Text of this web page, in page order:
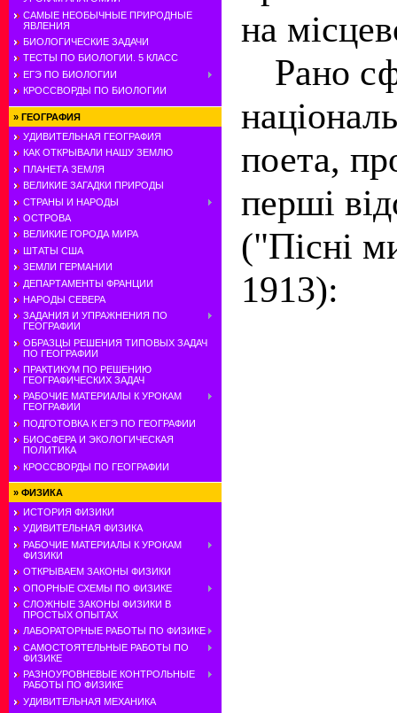
САМЫЕ НЕОБЫЧНЫЕ ПРИРОДНЫЕ
ЯВЛЕНИЯ
БИОЛОГИЧЕСКИЕ ЗАДАЧИ
ТЕСТЫ ПО БИОЛОГИИ. 5 КЛАСС
ЕГЭ ПО БИОЛОГИИ
КРОССВОРДЫ ПО БИОЛОГИИ
» ГЕОГРАФИЯ
УДИВИТЕЛЬНАЯ ГЕОГРАФИЯ
КАК ОТКРЫВАЛИ НАШУ ЗЕМЛЮ
ПЛАНЕТА ЗЕМЛЯ
ВЕЛИКИЕ ЗАГАДКИ ПРИРОДЫ
СТРАНЫ И НАРОДЫ
ОСТРОВА
ВЕЛИКИЕ ГОРОДА МИРА
ШТАТЫ США
ЗЕМЛИ ГЕРМАНИИ
ДЕПАРТАМЕНТЫ ФРАНЦИИ
НАРОДЫ СЕВЕРА
ЗАДАНИЯ И УПРАЖНЕНИЯ ПО
ГЕОГРАФИИ
ОБРАЗЦЫ РЕШЕНИЯ ТИПОВЫХ ЗАДАЧ
ПО ГЕОГРАФИИ
ПРАКТИКУМ ПО РЕШЕНИЮ
ГЕОГРАФИЧЕСКИХ ЗАДАЧ
РАБОЧИЕ МАТЕРИАЛЫ К УРОКАМ
ГЕОГРАФИИ
ПОДГОТОВКА К ЕГЭ ПО ГЕОГРАФИИ
БИОСФЕРА И ЭКОЛОГИЧЕСКАЯ
ПОЛИТИКА
КРОССВОРДЫ ПО ГЕОГРАФИИ
» ФИЗИКА
ИСТОРИЯ ФИЗИКИ
УДИВИТЕЛЬНАЯ ФИЗИКА
РАБОЧИЕ МАТЕРИАЛЫ К УРОКАМ
ФИЗИКИ
ОТКРЫВАЕМ ЗАКОНЫ ФИЗИКИ
ОПОРНЫЕ СХЕМЫ ПО ФИЗИКЕ
СЛОЖНЫЕ ЗАКОНЫ ФИЗИКИ В
ПРОСТЫХ ОПЫТАХ
ЛАБОРАТОРНЫЕ РАБОТЫ ПО ФИЗИКЕ
САМОСТОЯТЕЛЬНЫЕ РАБОТЫ ПО
ФИЗИКЕ
РАЗНОУРОВНЕВЫЕ КОНТРОЛЬНЫЕ
РАБОТЫ ПО ФИЗИКЕ
УДИВИТЕЛЬНАЯ МЕХАНИКА
на
Рано
поета,
перші
("Пісні
1913):